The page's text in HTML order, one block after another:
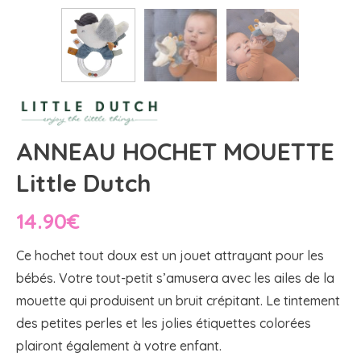
ANNEAU HOCHET MOUETTE
Little Dutch
14.90€
Ce hochet tout doux est un jouet attrayant pour les
bébés. Votre tout-petit s’amusera avec les ailes de la
mouette qui produisent un bruit crépitant. Le tintement
des petites perles et les jolies étiquettes colorées
plairont également à votre enfant.